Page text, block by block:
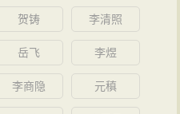
贺铸 李清照
岳飞 李煜
李商隐 元稹